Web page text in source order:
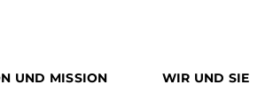
UND MISSION WIR UND SIE